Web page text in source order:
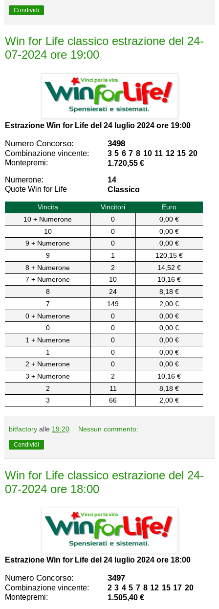
Condividi
Win for Life classico estrazione del 24-
07-2024 ore 19:00
Estrazione Win for Life del 24 luglio 2024 ore 19:00
Numero Concorso: 3498
Combinazione vincente:
3 5 6 7 8 10 11 12 15 20
Montepremi:
1.720,55 €
Numerone:
14
Quote Win for Life
Classico
Vincita Vincitori
Euro
10 + Numerone
0
0,00 €
10
0
0,00 €
9 + Numerone
0
0,00 €
9
1
120,15 €
8 + Numerone
2
14,52 €
7 + Numerone
10
10,16 €
8
24
8,18 €
7
149
2,00 €
0 + Numerone
0
0,00 €
0
0
0,00 €
1 + Numerone
0
0,00 €
1
0
0,00 €
2 + Numerone
0
0,00 €
3 + Numerone
2
10,16 €
2
11
8,18 €
3
66 2,00 €
bitfactory alle 19:20 Nessun commento:
Condividi
Win for Life classico estrazione del 24-
07-2024 ore 18:00
Estrazione Win for Life del 24 luglio 2024 ore 18:00
Numero Concorso: 3497
Combinazione vincente:
2 3 4 5 7 8 12 15 17 20
Montepremi:
1.505,40 €